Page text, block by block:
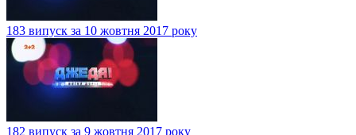
183 випуск за 10 жовтня 2017 року
182 випуск за 9 жовтня 2017 року